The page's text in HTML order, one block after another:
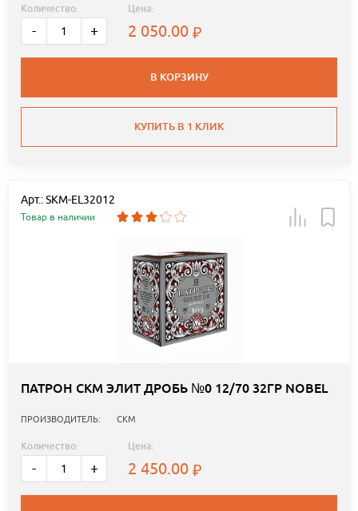
Количество:
- +
Цена:
2 050.00
В КОРЗИНУ
КУПИТЬ В 1 КЛИК
Арт.: SKM-EL32012
Товар в наличии
ПАТРОН СКМ ЭЛИТ ДРОБЬ №0 12/70 32ГР NOBEL
ПРОИЗВОДИТЕЛЬ: СКМ
Количество:
- +
Цена:
2 450.00